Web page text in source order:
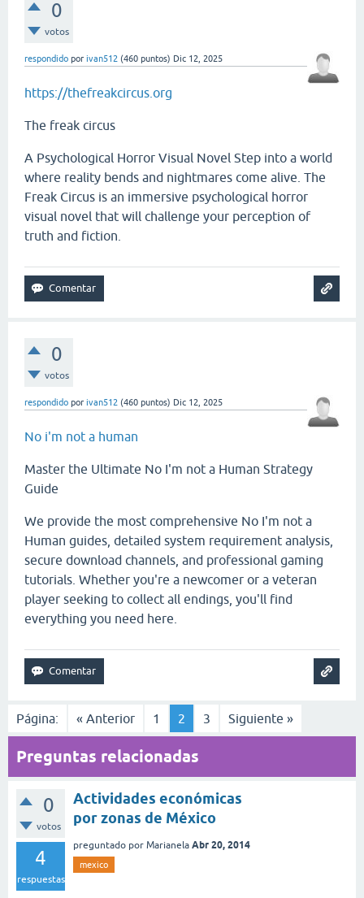
0
votos
respondido por ivan512 (460 puntos) Dic 12, 2025
https://thefreakcircus.org
The freak circus
A Psychological Horror Visual Novel Step into a world
where reality bends and nightmares come alive. The
Freak Circus is an immersive psychological horror
visual novel that will challenge your perception of
truth and fiction.
0
votos
respondido por ivan512 (460 puntos) Dic 12, 2025
No i'm not a human
Master the Ultimate No I'm not a Human Strategy
Guide
We provide the most comprehensive No I'm not a
Human guides, detailed system requirement analysis,
secure download channels, and professional gaming
tutorials. Whether you're a newcomer or a veteran
player seeking to collect all endings, you'll find
everything you need here.
Página: « Anterior 1 2 3 Siguiente »
Preguntas relacionadas
0
votos
4
respuestas
Actividades económicas
por zonas de México
preguntado por Marianela Abr 20, 2014
mexico